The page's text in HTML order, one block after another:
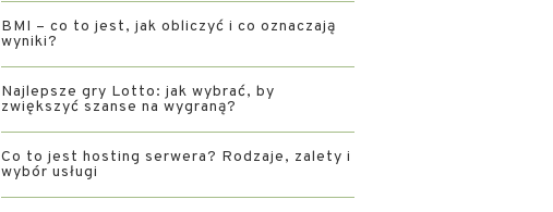
BMI – co to jest, jak obliczyć i co oznaczają
wyniki?
Najlepsze gry Lotto: jak wybrać, by
zwiększyć szanse na wygraną?
Co to jest hosting serwera? Rodzaje, zalety i
wybór usługi